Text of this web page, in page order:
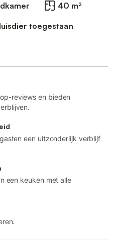
40 m²
toegestaan
reviews en bieden
een uitzonderlijk verblijf
een keuken met alle